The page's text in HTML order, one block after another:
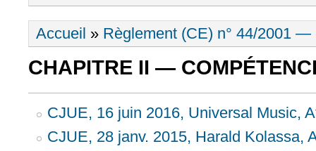
Vous êtes ici
Accueil » Règlement (CE) n° 44/2001 —
CHAPITRE II —
CJUE, 16 juin 2016, Universal Music,
CJUE, 28 janv. 2015, Harald Kolassa,